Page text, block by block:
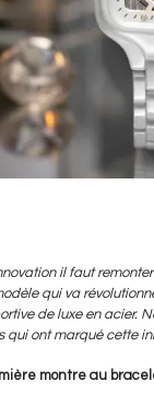
il faut
qui va
de luxe en acier.
qui ont marqué cette
montre au